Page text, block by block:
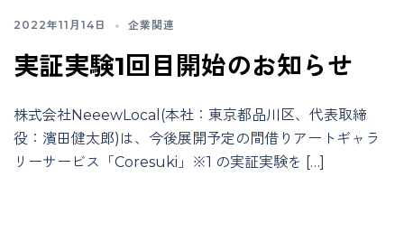
2022年11月14日 企業関連
実証実験1回目開始のお知らせ
株式会社NeeewLocal(本社：東京都品川区、代表取締
役：濱田健太郎)は、今後展開予定の間借りアートギャラ
リーサービス「Coresuki」※1 の実証実験を […]